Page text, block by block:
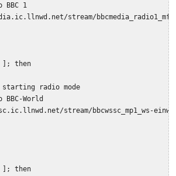
BBC 1
stream/
]; then
radio mode
BBC-World
stream/bbcwssc_mp1_ws-einws
]; then